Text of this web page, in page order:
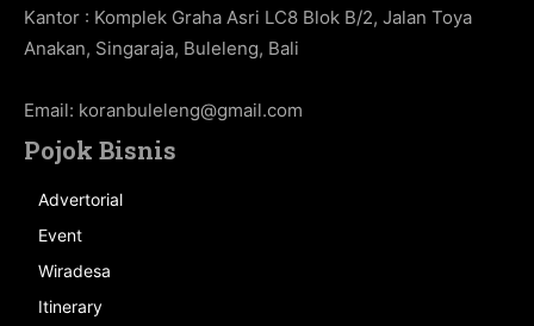
Kantor : Komplek Graha Asri LC8 Blok B/2, Jalan Toya
Anakan, Singaraja, Buleleng, Bali
Email: koranbuleleng@gmail.com
Pojok Bisnis
Advertorial
Event
Wiradesa
Itinerary